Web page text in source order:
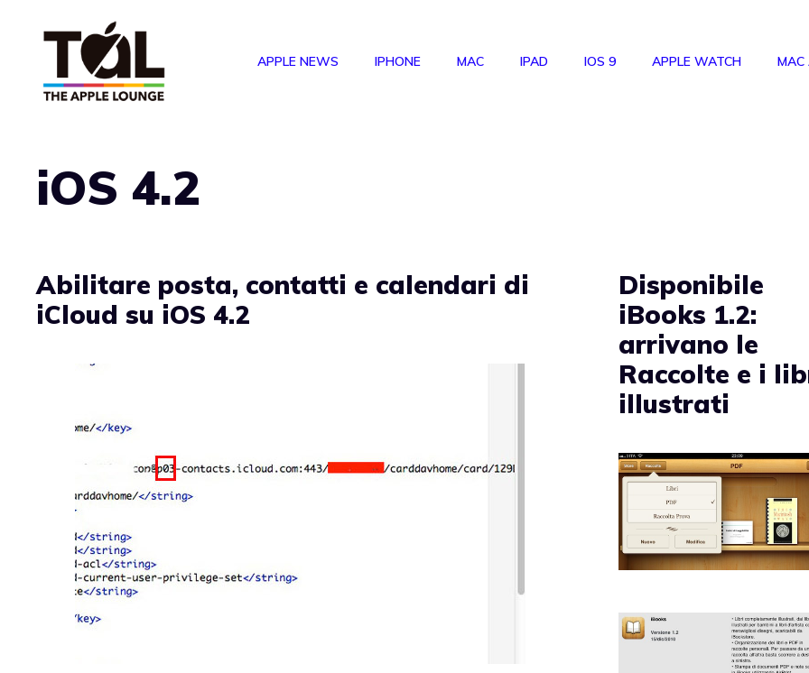
APPLE NEWS IPHONE MAC IPAD IOS 9 APPLE WATCH MAC
iOS 4.2
Abilitare posta, contatti e calendari di
iCloud su iOS 4.2
Disponibile
iBooks 1.2:
arrivano le
Raccolte e i
illustrati